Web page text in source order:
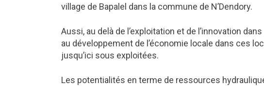
village de Bapalel dans la commune de N’Dendory.
Aussi, au delà de l’exploitation et de l’innovation
au développement de l’économie locale dans ces
jusqu’ici sous exploitées.
Les potentialités en terme de ressources